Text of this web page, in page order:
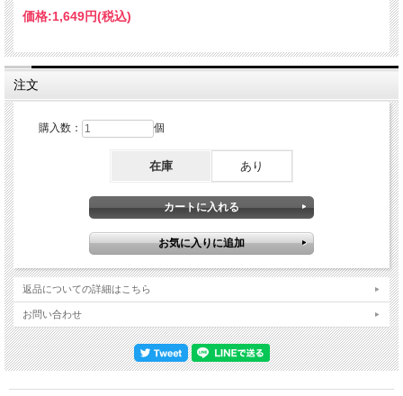
アンド・ソフト』から、もちろん過去の代表ナンバーまで、これまでのキャリア総
括といえるライブは広いステージを全力疾走したり、オーディエンスに呼びかけた
ラス隊を招き、アコースティックで2ndアルバムの「Your Power」、最新作からの
「SKINNY」などもじっくり披露し、終盤にさしかかれば「bury a friend」をはじ
めとするアップテンポのナンバーで会場を盛り上げたりと、終始自由でハッピーな
雰囲気に包まれた素晴らしい一夜を完全再現したファン必携の来日限定メモリア
ORIGINAL MASTER : Multiple Stereo IEM Matrix Recording / Original HQ. Audience
Shot Disc 1 : 01. Intro 02. CHIHIRO 03. LUNCH 04. NDA 05. Therefore I Am 06.
WILDFLOWER 07. when the party's over 08. THE DINER 09. ilomilo 10. bad guy 11.
my future 12. THE GREATEST 13. Your Power Disc 2 : 01. SKINNY 02. TV 03.
BITTERSUITE 04. bury a friend 05. Oxytocin 06. Guess(Charli xcx cover) 07.
everything i wanted 08. BLUE 09. lovely / BLUE / ocean eyes 10. L'AMOUR DE MA
VIE(OVER NOW EXTENDED EDIT) 11. band introduction 12. What Was I Made
02. CHIHIRO 03. LUNCH 04. NDA 05. Therefore I Am 06. WILDFLOWER 07. when
the party's over 08. THE DINER 09. ilomilo 10. bad guy 11. my future 12. THE
GREATEST 13. Your Power 14. SKINNY 15. TV 16. BITTERSUITE 17. bury a friend
lovely / BLUE / ocean eyes 23. L'AMOUR DE MA VIE(OVER NOW EXTENDED
EDIT) 24. band introduction 25. What Was I Made For? 26. Happier Than Ever 27.
BIRDS OF A FEATHER 28. Outro
価格:1,649円(税込)
注文
購入数： 個
在庫 あり
返品についての詳細はこちら
お問い合わせ